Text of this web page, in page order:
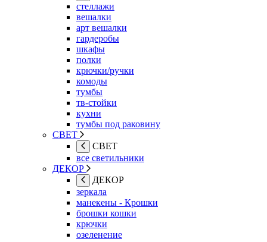
стеллажи
вешалки
арт вешалки
гардеробы
шкафы
полки
крючки/ручки
комоды
тумбы
тв-стойки
кухни
тумбы под раковину
СВЕТ
СВЕТ
все светильники
ДЕКОР
ДЕКОР
зеркала
манекены - Крошки
брошки кошки
крючки
озеленение